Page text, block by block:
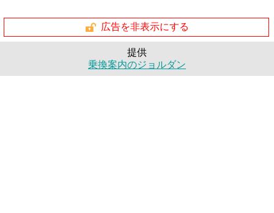
広告を非表示にする
提供
乗換案内のジョルダン